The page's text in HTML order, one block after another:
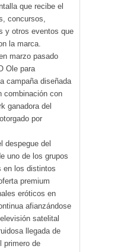
que recibe el
concursos,
y otros eventos que
la marca.
marzo pasado
Ole para
campaña diseñada
combinación con
ganadora del
por
despegue del
uno de los grupos
en los distintos
premium
eróticos en
afianzándose
satelital
llegada de
primero de